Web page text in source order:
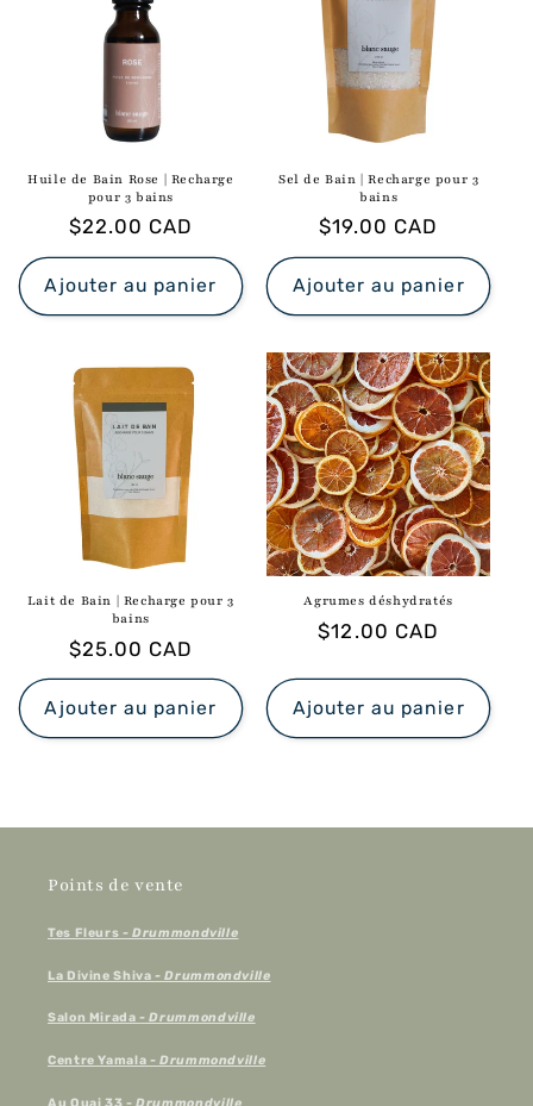
n
Huile de Bain Rose | Recharge
pour 3 bains
Prix
habituel
$22.00 CAD
Ajouter au panier
Sel de Bain | Recharge pour 3
bains
Prix
habituel
$19.00 CAD
Ajouter au panier
Lait de Bain | Recharge pour 3
bains
Prix
habituel
$25.00 CAD
Ajouter au panier
Agrumes déshydratés
Prix
$12.00 CAD
Ajouter au panier
Points de vente
Tes Fleurs - Drummondville
La Divine Shiva - Drummondville
Salon Mirada - Drummondville
Centre Yamala - Drummondville
Au Quai 33 -Drummondville